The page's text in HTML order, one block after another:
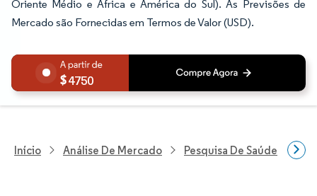
Oriente Médio e África e América do Sul). As Previsões de
Mercado são Fornecidas em Termos de Valor (USD).
4750
Início Análise De Mercado Pesquisa De Saúde